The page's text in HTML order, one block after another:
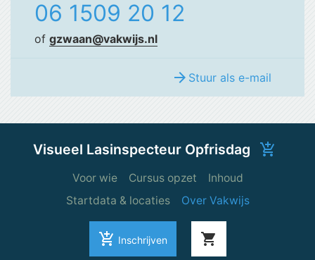
06 1509 20 12
of gzwaan@vakwijs.nl
arrow_forward Stuur als e-mail
Visueel Lasinspecteur Opfrisdag add_shopping_cart
Voor wie Cursus opzet
Inhoud
Startdata & locaties
Over Vakwijs
add_shopping_cart Inschrijven shopping_cart